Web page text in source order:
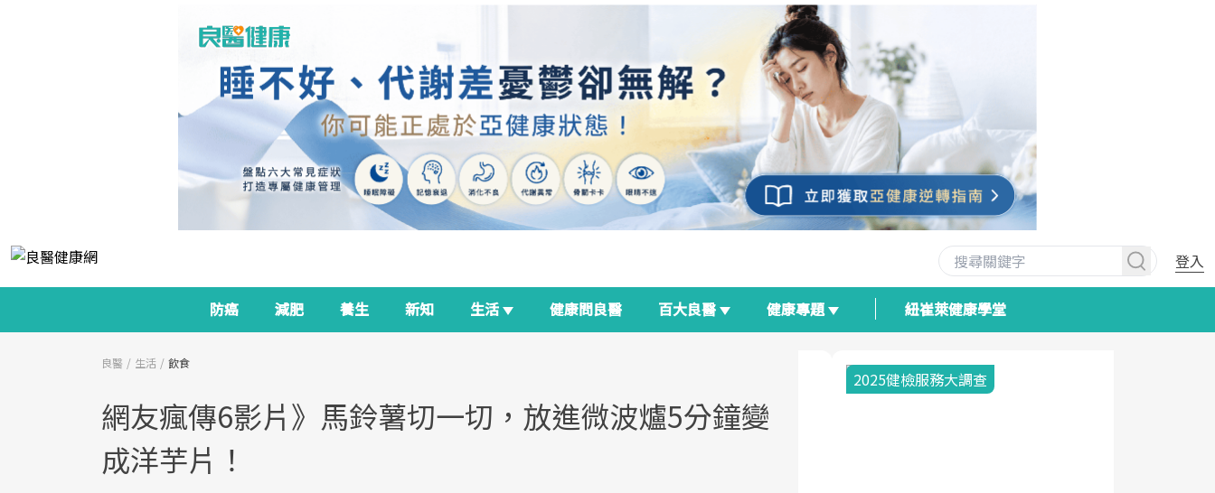
登入
防癌 減肥 養生 新知 生活 健康問良醫 百大良醫 健康專題 紐崔萊健康學堂
良醫 生活 飲食
網友瘋傳6影片》馬鈴薯切一切，放進微波爐5分鐘變
成洋芋片！
2025健檢服務大調查